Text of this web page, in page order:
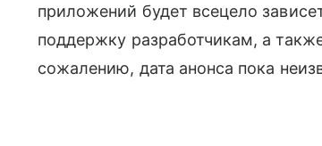
приложений будет всецело
поддержку разработчикам, а
сожалению, дата анонса пока